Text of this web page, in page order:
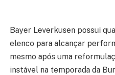
Bayer Leverkusen possui
elenco para alcançar
mesmo após uma
instável na temporada da